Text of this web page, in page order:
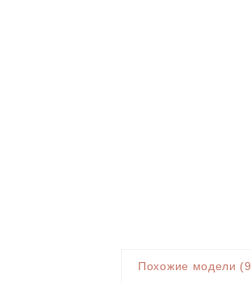
Похожие модели (9